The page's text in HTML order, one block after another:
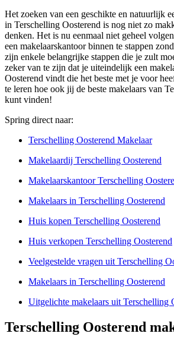
Het zoeken van een geschikte en natuurlijk
in Terschelling Oosterend is nog niet zo
denken. Het is nu eenmaal niet geheel
een makelaarskantoor binnen te stappen
zijn enkele belangrijke stappen die je zult
zeker van te zijn dat je uiteindelijk een
Oosterend vindt die het beste met je voor
te leren hoe ook jij de beste makelaars van
kunt vinden!
Spring direct naar:
Terschelling Oosterend Makelaar
Makelaardij Terschelling Oosterend
Makelaarskantoor Terschelling
Makelaars in Terschelling Oosterend
Huis kopen Terschelling Oosterend
Huis verkopen Terschelling Oosterend
Veelgestelde vragen uit Terschelling
Makelaars in Terschelling Oosterend
Uitgelichte makelaars uit Terschelling
Terschelling Oosterend